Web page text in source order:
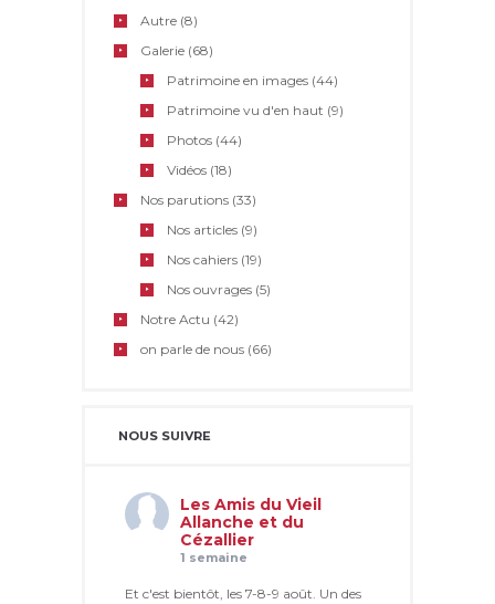
Autre (8)
Galerie (68)
Patrimoine en images (44)
Patrimoine vu d'en haut (9)
Photos (44)
Vidéos (18)
Nos parutions (33)
Nos articles (9)
Nos cahiers (19)
Nos ouvrages (5)
Notre Actu (42)
on parle de nous (66)
NOUS SUIVRE
Les Amis du Vieil
Allanche et du
Cézallier
1 semaine
Et c'est bientôt, les 7-8-9 août. Un des